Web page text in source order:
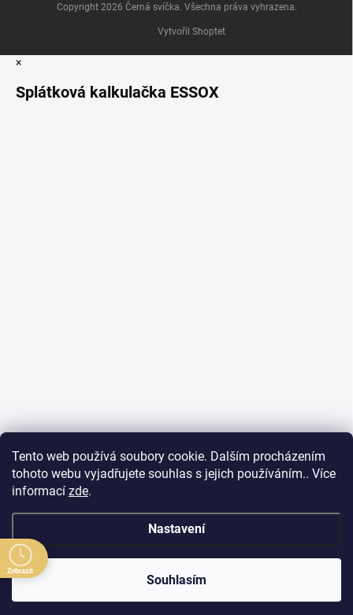
Tento web používá soubory cookie. Dalším procházením
tohoto webu vyjadřujete souhlas s jejich používáním.. Více
informací zde.
Nastavení
Souhlasím
Vytvořil Shoptet
Copyright 2026 Černá svíčka. Všechna práva vyhrazena.
×
Splátková kalkulačka ESSOX
Zobrazit